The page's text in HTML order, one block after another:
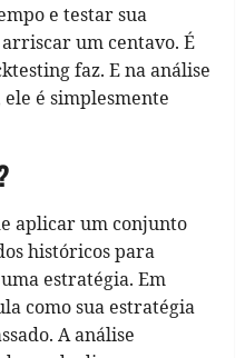
e testar sua
um centavo. É
faz. E na análise
é simplesmente
aplicar um conjunto
históricos para
estratégia. Em
como sua estratégia
A análise